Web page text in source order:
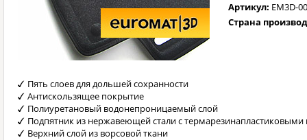
Артикул: EM3D-
Страна
Пять слоев для дольшей сохранности
Антискользящее покрытие
Полиуретановый водонепроницаемый слой
Подпятник из нержавеющей стали с термарезинапластиковыми
Верхний слой из ворсовой ткани